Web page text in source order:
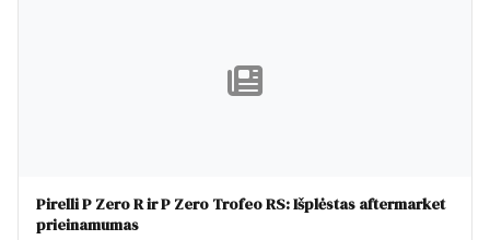
Pirelli P Zero R ir P Zero Trofeo RS: Išplėstas aftermarket
prieinamumas